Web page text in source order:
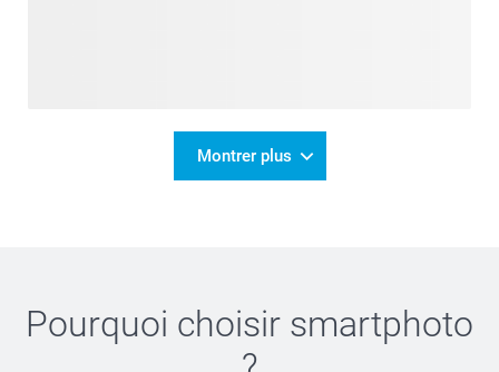
Montrer plus
Pourquoi choisir smartphoto